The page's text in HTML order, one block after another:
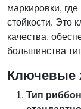
маркировки,
стойкости. Это
качества,
большинства
Ключевые
Тип